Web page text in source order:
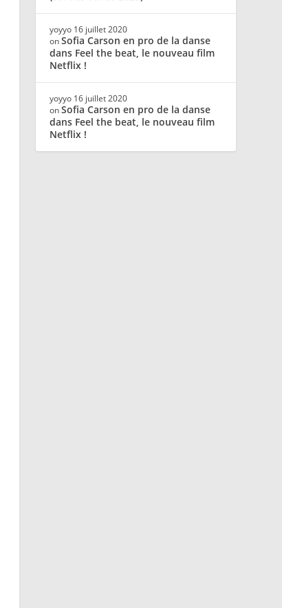
yoyyo 16 juillet 2020
onSofia Carson en pro de la danse
dans Feel the beat, le nouveau film
Netflix !
yoyyo 16 juillet 2020
onSofia Carson en pro de la danse
dans Feel the beat, le nouveau film
Netflix !